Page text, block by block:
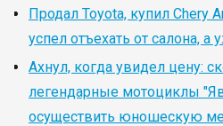
Продал Toyota, купил Chery
успел отъехать от салона,
Ахнул, когда увидел цену:
легендарные мотоциклы
осуществить юношескую